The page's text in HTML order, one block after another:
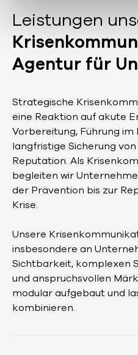
Leistungen
Agentur für
Strategische
eine Reaktion auf akute
Vorbereitung, Führung im
langfristige Sicherung
Reputation. Als
begleiten wir
der Prävention bis zur
Krise.
Unsere
insbesondere an
Sichtbarkeit, komplexen
und anspruchsvollen
modular aufgebaut und
kombinieren.